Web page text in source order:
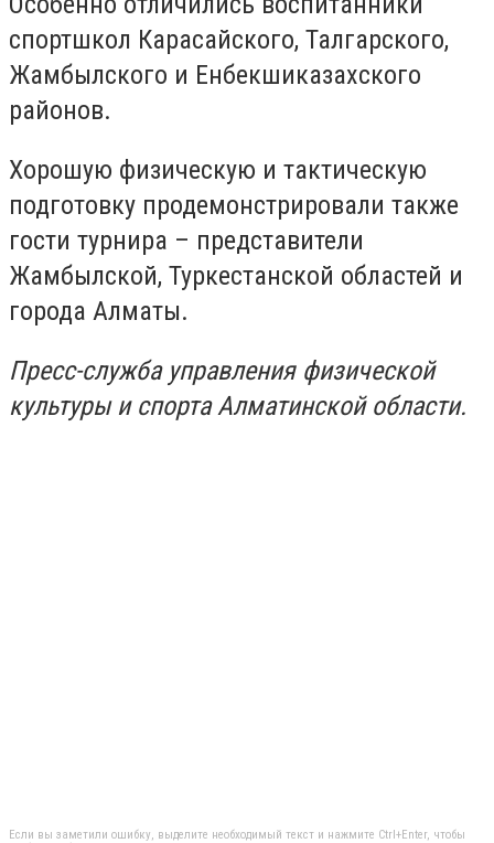
спортшкол Карасайского, Талгарского,
Жамбылского и Енбекшиказахского
районов.
Хорошую физическую и тактическую
подготовку продемонстрировали также
гости турнира – представители
Жамбылской, Туркестанской областей и
города Алматы.
Пресс-служба управления физической
культуры и спорта Алматинской области.
Если вы заметили ошибку, выделите необходимый текст и нажмите Ctrl+Enter, чтобы